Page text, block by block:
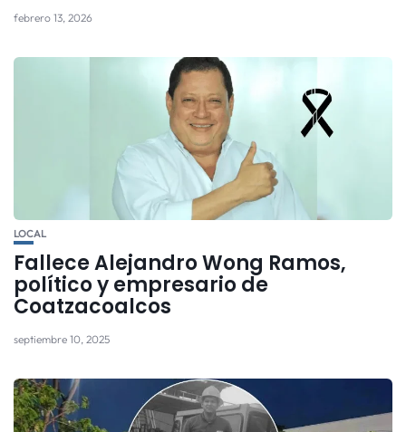
febrero 13, 2026
LOCAL
Fallece Alejandro Wong Ramos,
político y empresario de
Coatzacoalcos
septiembre 10, 2025